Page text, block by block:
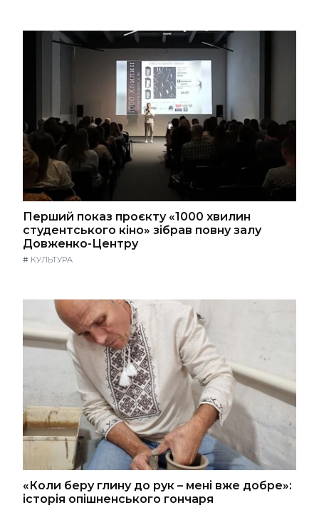
Перший показ проєкту «1000 хвилин
студентського кіно» зібрав повну залу
Довженко-Центру
# КУЛЬТУРА
«Коли беру глину до рук – мені вже добре»:
історія опішненського гончаря